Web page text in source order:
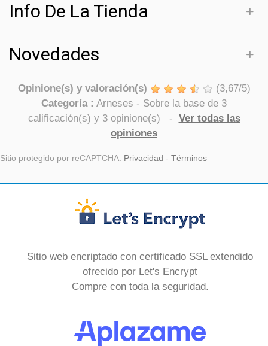
Info De La Tienda
Novedades
Opinione(s) y valoración(s) (3,67/5)
Categoría : Arneses - Sobre la base de 3
calificación(s) y 3opinione(s) - Ver todas las
opiniones
Sitio protegido por reCAPTCHA. Privacidad - Términos
Sitio web encriptado con certificado SSL extendido
ofrecido por Let's Encrypt
Compre con toda la seguridad.